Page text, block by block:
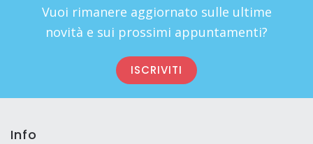
Vuoi rimanere aggiornato sulle ultime
novità e sui prossimi appuntamenti?
ISCRIVITI
Info